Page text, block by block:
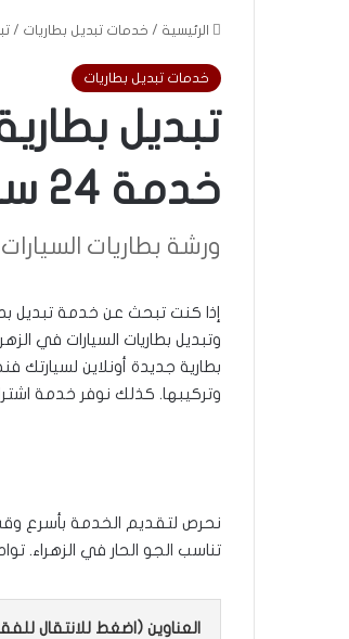
الرئيسية / خدمات تبديل بطاريات /
خدمات تبديل بطاريات
خدمة 24 ساعة
ورشة بطاريات السيارات
إذا كنت تبحث عن خدمة تبديل
بطارية جديدة أونلاين
وتركيبها. كذلك نوفر خدمة
نحرص لتقديم الخدمة بأسرع
تناسب الجو الحار في الزهراء.
العناوين (اضغط للانتقال